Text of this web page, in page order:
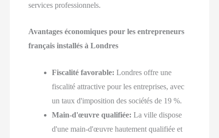
services professionnels.
Avantages économiques pour les entrepreneurs
français installés à Londres
Fiscalité favorable: Londres offre une
fiscalité attractive pour les entreprises, avec
un taux d'imposition des sociétés de 19 %.
Main-d'œuvre qualifiée: La ville dispose
d'une main-d'œuvre hautement qualifiée et